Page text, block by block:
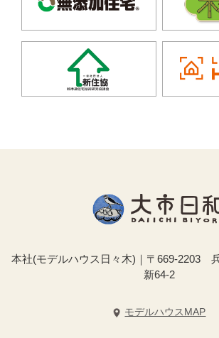
本社(モデルハウス日々木)｜〒669-2203
新64-2
モデルハウスMAP